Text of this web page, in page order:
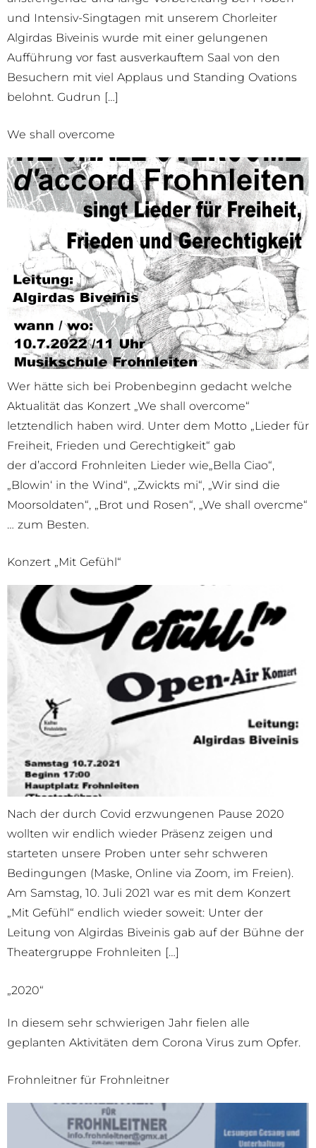
und Intensiv-Singtagen mit unserem Chorleiter
Algirdas Biveinis wurde mit einer gelungenen
Aufführung vor fast ausverkauftem Saal von den
Besuchern mit viel Applaus und Standing Ovations
belohnt. Gudrun […]
We shall overcome
Wer hätte sich bei Probenbeginn gedacht welche
Aktualität das Konzert „We shall overcome“
letztendlich haben wird. Unter dem Motto „Lieder für
Freiheit, Frieden und Gerechtigkeit“ gab
der d’accord Frohnleiten Lieder wie„Bella Ciao“,
„Blowin‘ in the Wind“, „Zwickts mi“, „Wir sind die
Moorsoldaten“, „Brot und Rosen“, „We shall overcme“
… zum Besten.
Konzert „Mit Gefühl“
Nach der durch Covid erzwungenen Pause 2020
wollten wir endlich wieder Präsenz zeigen und
starteten unsere Proben unter sehr schweren
Bedingungen (Maske, Online via Zoom, im Freien).
Am Samstag, 10. Juli 2021 war es mit dem Konzert
„Mit Gefühl“ endlich wieder soweit: Unter der
Leitung von Algirdas Biveinis gab auf der Bühne der
Theatergruppe Frohnleiten […]
„2020“
In diesem sehr schwierigen Jahr fielen alle
geplanten Aktivitäten dem Corona Virus zum Opfer.
Frohnleitner für Frohnleitner